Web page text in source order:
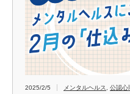
2025/2/5 メンタルヘルス 公認心